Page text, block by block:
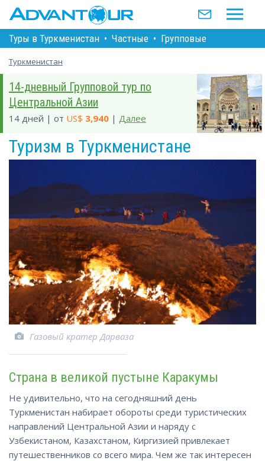
Туры в Туркменистан • Частные • Групповые
Туркменистан
14-дневный Групповой тур по
Центральной Азии
14 дней | от US$ 3,940 | Далее
Туризм в Туркменистане
Газовый кратер Дарваза
Страна в великой пустыне Каракумы
Не удивительно, что на сегодняшний день
Туркменистан набирает обороты среди туристических
направлений Центральной Азии и наряду с
Узбекистаном, Казахстаном, Киргизией привлекает
путешественников со всего мира. Чем же так интересен